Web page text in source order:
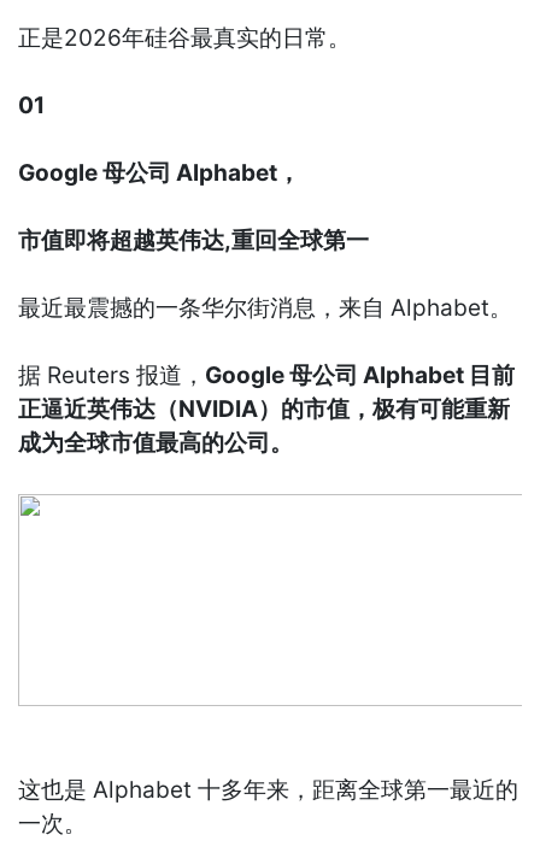
正是2026年硅谷最真实的日常。
01
Google 母公司 Alphabet，
市值即将超越英伟达,重回全球第一
最近最震撼的一条华尔街消息，来自 Alphabet。
据 Reuters 报道， Google 母公司 Alphabet 目前
正逼近英伟达（NVIDIA）的市值，极有可能重新
成为全球市值最高的公司。
这也是 Alphabet 十多年来，距离全球第一最近的
一次。